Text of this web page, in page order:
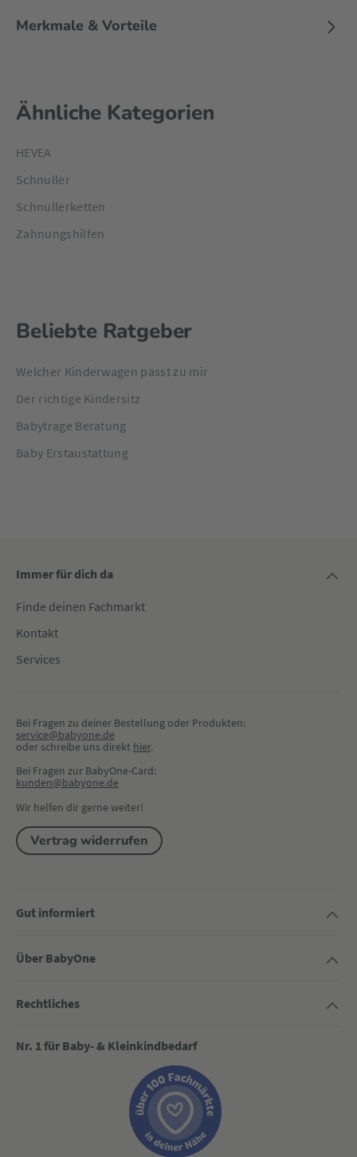
Merkmale & Vorteile
Ähnliche Kategorien
HEVEA
Schnuller
Schnullerketten
Zahnungshilfen
Beliebte Ratgeber
Welcher Kinderwagen passt zu mir
Der richtige Kindersitz
Babytrage Beratung
Baby Erstaustattung
Immer für dich da
Finde deinen Fachmarkt
Kontakt
Services
Bei Fragen zu deiner Bestellung oder Produkten:
service@babyone.de
oder schreibe uns direkt hier.
Bei Fragen zur BabyOne-Card:
kunden@babyone.de
Wir helfen dir gerne weiter!
Vertrag widerrufen
Gut informiert
Über BabyOne
Rechtliches
Nr. 1 für Baby- & Kleinkindbedarf